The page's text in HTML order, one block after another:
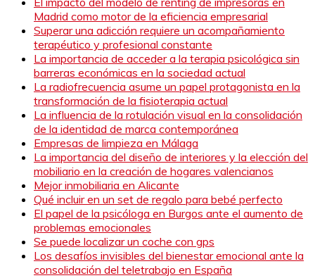
Madrid como motor de la eficiencia empresarial
Superar una adicción requiere un acompañamiento
terapéutico y profesional constante
La importancia de acceder a la terapia psicológica sin
barreras económicas en la sociedad actual
La radiofrecuencia asume un papel protagonista en la
transformación de la fisioterapia actual
La influencia de la rotulación visual en la consolidación
de la identidad de marca contemporánea
Empresas de limpieza en Málaga
La importancia del diseño de interiores y la elección del
mobiliario en la creación de hogares valencianos
Mejor inmobiliaria en Alicante
Qué incluir en un set de regalo para bebé perfecto
El papel de la psicóloga en Burgos ante el aumento de
problemas emocionales
Se puede localizar un coche con gps
Los desafíos invisibles del bienestar emocional ante la
consolidación del teletrabajo en España